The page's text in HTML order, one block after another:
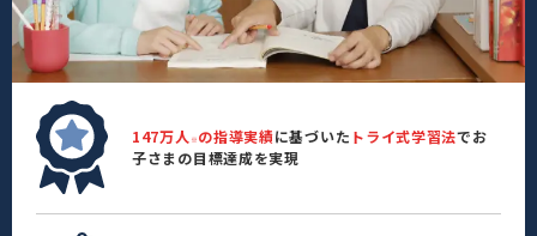
147万人 ※ の指導実績に基づいた トライ式学習法でお
子さまの目標達成を実現